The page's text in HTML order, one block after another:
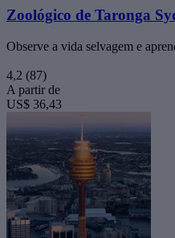
Zoológico de Taronga
Observe a vida selvagem e
4,2 (87)
A partir de
US$ 36,43